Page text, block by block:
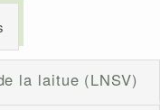
la laitue (LNSV)